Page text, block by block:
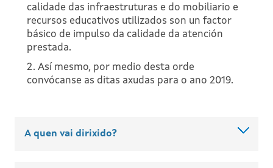
calidade das infraestruturas e do mobiliario e
recursos educativos utilizados son un factor
básico de impulso da calidade da atención
prestada.
2. Así mesmo, por medio desta orde
convócanse as ditas axudas para o ano 2019.
A quen vai dirixido?